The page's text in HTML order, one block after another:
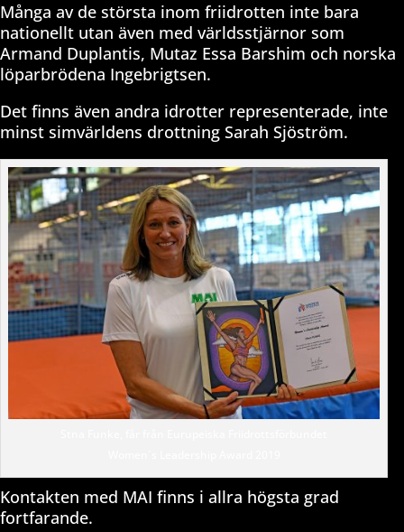
Många av de största inom friidrotten inte bara
nationellt utan även med världsstjärnor som
Armand Duplantis, Mutaz Essa Barshim och norska
löparbrödena Ingebrigtsen.
Det finns även andra idrotter representerade, inte
minst simvärldens drottning Sarah Sjöström.
Kontakten med MAI finns i allra högsta grad
fortfarande.